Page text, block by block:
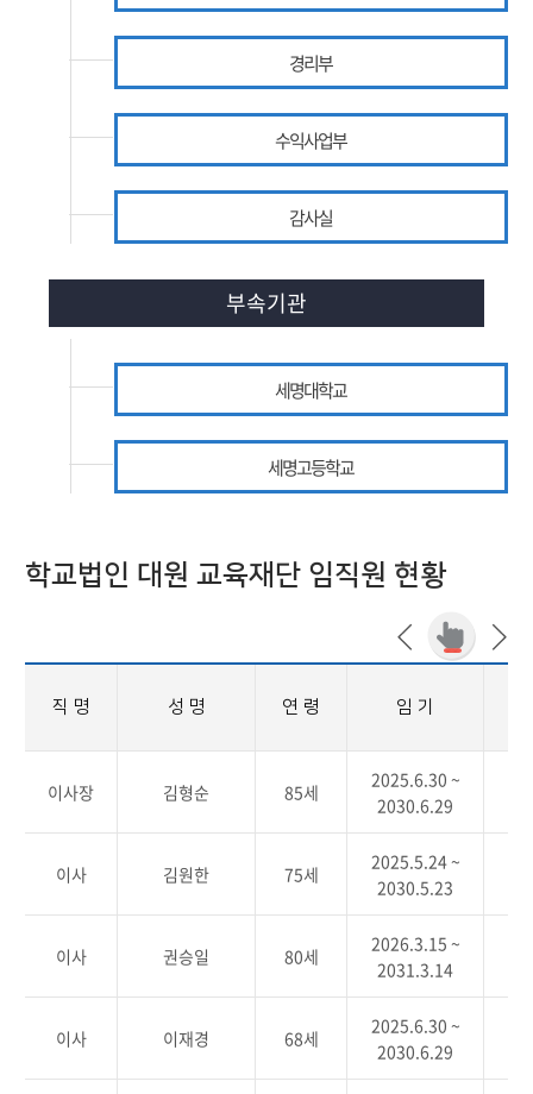
경리부
수익사업부
감사실
부속기관
세명대학교
세명고등학교
학교법인 대원 교육재단 임직원 현황
직 명 성 명 연 령 임 기
이사장 김형순 85세
2025.6.30 ~
2030.6.29
이사 김원한 75세
2025.5.24 ~
2030.5.23
이사 권승일 80세
2026.3.15 ~
2031.3.14
이사 이재경 68세
2025.6.30 ~
2030.6.29